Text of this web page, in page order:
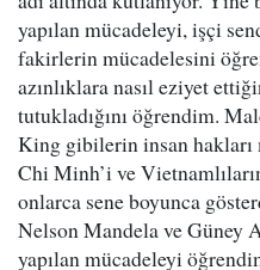
yapılan mücadeleyi, işçi
fakirlerin mücadelesini
azınlıklara nasıl eziyet
tutukladığını öğrendim.
King gibilerin insan
Chi Minh’i ve
onlarca sene boyunca
Nelson Mandela ve Güney
yapılan mücadeleyi